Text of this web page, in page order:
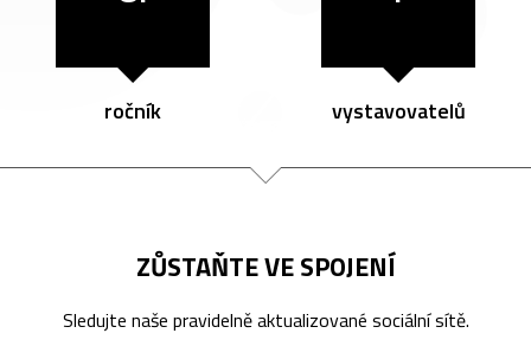
ročník vystavovatelů
ZŮSTAŇTE VE SPOJENÍ
Sledujte naše pravidelně aktualizované sociální sítě.